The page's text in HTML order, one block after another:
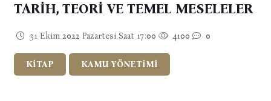
TARİH, TEORİ VE TEMEL MESELELER
31 Ekim 2022 Pazartesi Saat 17:00 4100 0
KİTAP KAMU YÖNETİMİ